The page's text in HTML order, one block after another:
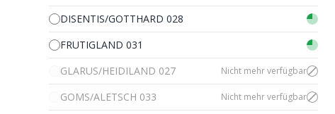
DISENTIS/GOTTHARD 028
FRUTIGLAND 031
GLARUS/HEIDILAND 027
Nicht mehr verfügbar
GOMS/ALETSCH 033 Nicht mehr verfügbar